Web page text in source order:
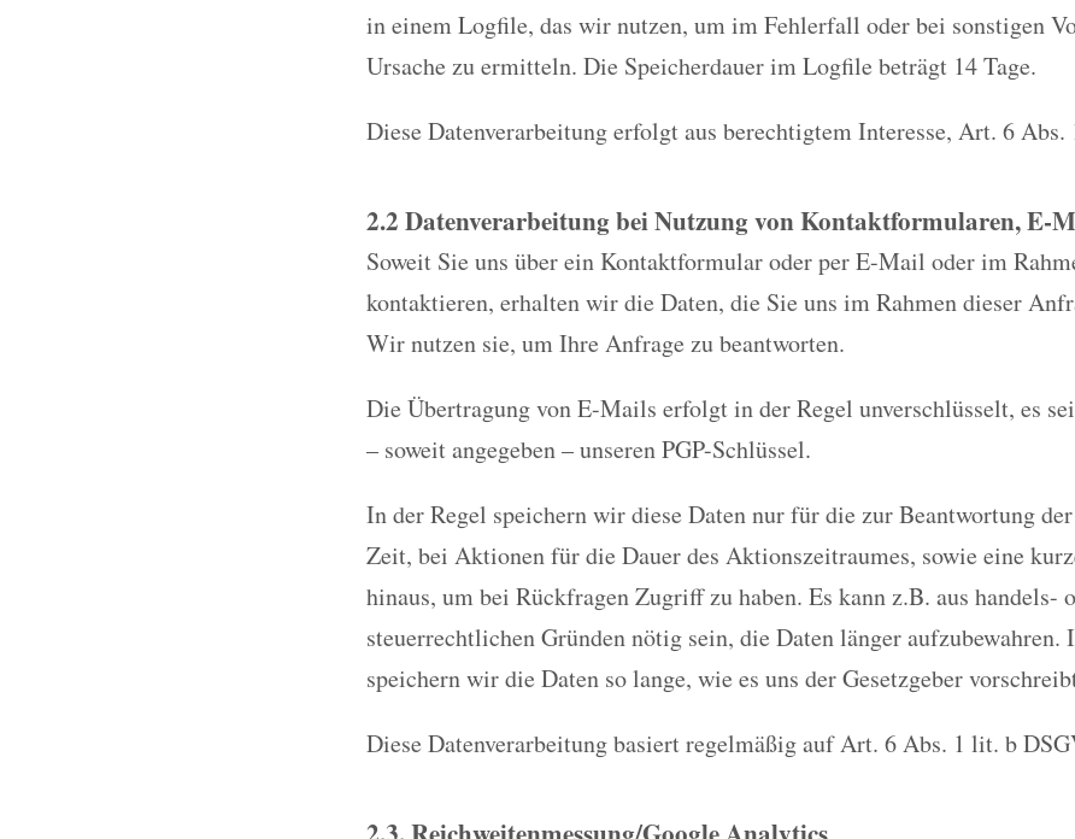
in einem Logfile, das wir nutzen, um im Fehlerfall oder bei sonstigen
Ursache zu ermitteln. Die Speicherdauer im Logfile beträgt 14 Tage.
Diese Datenverarbeitung erfolgt aus berechtigtem Interesse, Art. 6
2.2 Datenverarbeitung bei Nutzung von Kontaktformularen, E-
Soweit Sie uns über ein Kontaktformular oder per E-Mail oder im
kontaktieren, erhalten wir die Daten, die Sie uns im Rahmen dieser
Wir nutzen sie, um Ihre Anfrage zu beantworten.
Die Übertragung von E-Mails erfolgt in der Regel unverschlüsselt, es
– soweit angegeben – unseren PGP-Schlüssel.
In der Regel speichern wir diese Daten nur für die zur Beantwortung
Zeit, bei Aktionen für die Dauer des Aktionszeitraumes, sowie eine
hinaus, um bei Rückfragen Zugriff zu haben. Es kann z.B. aus handels-
steuerrechtlichen Gründen nötig sein, die Daten länger aufzubewahren.
speichern wir die Daten so lange, wie es uns der Gesetzgeber
Diese Datenverarbeitung basiert regelmäßig auf Art. 6 Abs. 1 lit. b